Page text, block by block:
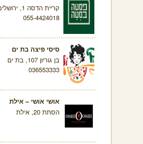
קריית הדסה 1, ירושלים
055-4424018
סיסי פיצה בת ים
בן גוריון 107, בת ים
036553333
אושי אושי – אילת
הסתת 20, אילת